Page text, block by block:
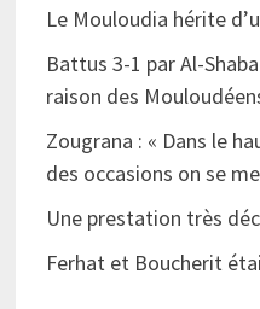
Le Mouloudia hérite
Battus 3-1 par Al-
raison des
Zougrana : « Dans le
des occasions on se
Une prestation très
Ferhat et Boucherit